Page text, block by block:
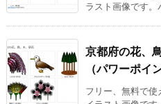
ラスト画像です。
京都府の花、
（パワーポイ
フリー、無料で